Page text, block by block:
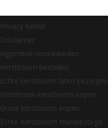
Privacy beleid
Disclaimer
Algemene voorwaarden
Kerstboom bestellen
Echte kerstboom laten bezorgen
Nordmann kerstboom kopen
Grote kerstboom kopen
Echte Kerstboom thuisbezorgd